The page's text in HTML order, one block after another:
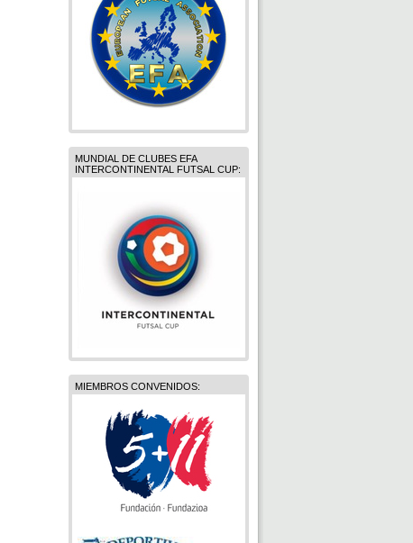
MUNDIAL DE CLUBES EFA
INTERCONTINENTAL FUTSAL CUP:
MIEMBROS CONVENIDOS: